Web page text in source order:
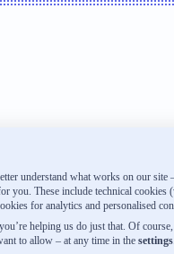
understand what works on our site
you. These include technical
for analytics and personalised
helping us do just that. Of
to allow – at any time in the settings